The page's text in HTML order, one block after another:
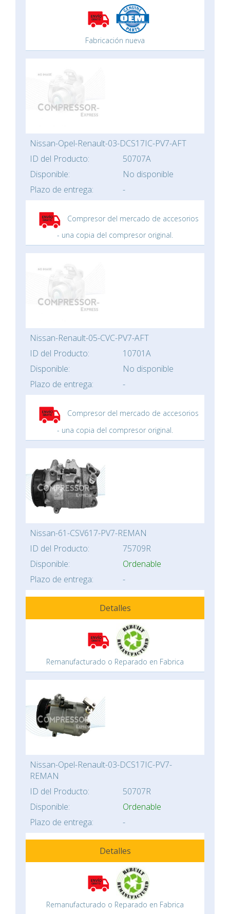
Fabricación nueva
Nissan-Opel-Renault-03-DCS17IC-PV7-AFT
ID del Producto:
50707A
Disponible:
No disponible
Plazo de entrega:
-
Compresor del mercado de accesorios
- una copia del compresor original.
Nissan-Renault-05-CVC-PV7-AFT
ID del Producto:
10701A
Disponible:
No disponible
Plazo de entrega:
-
Compresor del mercado de accesorios
- una copia del compresor original.
Nissan-61-CSV617-PV7-REMAN
ID del Producto:
75709R
Disponible:
Ordenable
Plazo de entrega:
-
Detalles
Remanufacturado o Reparado en Fabrica
Nissan-Opel-Renault-03-DCS17IC-PV7-
REMAN
ID del Producto:
50707R
Disponible:
Ordenable
Plazo de entrega:
-
Detalles
Remanufacturado o Reparado en Fabrica